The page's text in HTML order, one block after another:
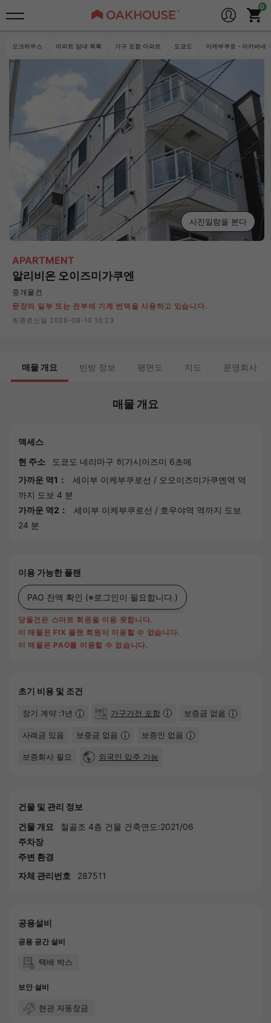
오크하우스 아파트 임대 목록 가구 포함 아파트 도쿄도 이케부쿠로・아카바네
사진일람을 본다
APARTMENT
알리비온 오이즈미가쿠엔
중개물건
문장의 일부 또는 전부에 기계 번역을 사용하고 있습니다.
최종갱신일 2026-08-10 10:23
매물 개요 빈방 정보 평면도 지도 운영회사
매물 개요
액세스
현 주소
도쿄도 네리마구 히가시이즈미 6초메
가까운 역1：
세이부 이케부쿠로선 / 오오이즈미가쿠엔역 역
까지 도보 4 분
가까운 역2：
세이부 이케부쿠로선 / 호우야역 역까지 도보
24 분
이용 가능한 플랜
PAO 잔액 확인 (※로그인이 필요합니다.)
당물건은 스마트 회원을 이용 못합니다.
이 매물은 FIX 플랜 회원이 이용할 수 없습니다.
이 매물은 PAO를 이용할 수 없습니다.
초기 비용 및 조건
장기 계약 :1년 가구가전 포함 보증금 없음
사례금 있음 보증금 없음 보증인 없음
보증회사 필요 외국인 입주 가능
건물 및 관리 정보
건물 개요
철골조 4층 건물 건축연도:2021/06
주차장
주변 환경
자체 관리번호
287511
공용설비
공용 공간 설비
택배 박스
보안 설비
현관 자동장금